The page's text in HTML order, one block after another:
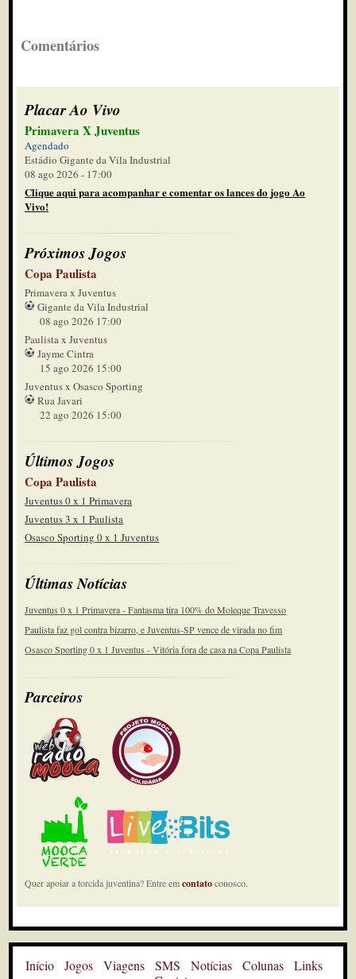
Comentários
Placar Ao Vivo
Primavera X Juventus
Agendado
Estádio Gigante da Vila Industrial
08 ago 2026 - 17:00
Clique aqui para acompanhar e comentar os lances do jogo Ao
Vivo!
Próximos Jogos
Copa Paulista
Primavera x Juventus
Gigante da Vila Industrial
08 ago 2026 17:00
Paulista x Juventus
Jayme Cintra
15 ago 2026 15:00
Juventus x Osasco Sporting
Rua Javari
22 ago 2026 15:00
Últimos Jogos
Copa Paulista
Juventus 0 x 1 Primavera
Juventus 3 x 1 Paulista
Osasco Sporting 0 x 1 Juventus
Últimas Notícias
Juventus 0 x 1 Primavera - Fantasma tira 100% do Moleque Travesso
Paulista faz gol contra bizarro, e Juventus-SP vence de virada no fim
Osasco Sporting 0 x 1 Juventus - Vitória fora de casa na Copa Paulista
Parceiros
Quer apoiar a torcida juventina? Entre emcontatoconosco.
Início Jogos Viagens SMS Notícias Colunas
Links